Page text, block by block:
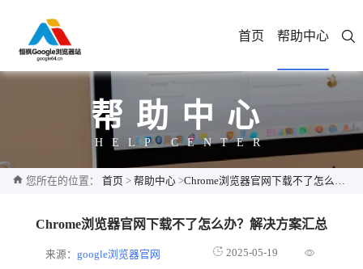
首页 帮助中心
帮助中心
HELP CENTER
您所在的位置： 首页 > 帮助中心 >Chrome浏览器官网下载不了怎么办？解决方案汇总
Chrome浏览器官网下载不了怎么办？解决方案汇总
来源：google浏览器官网 2025-05-19